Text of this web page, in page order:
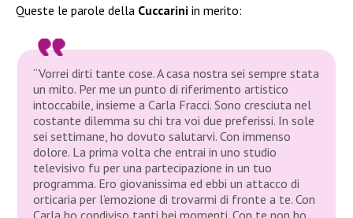
Queste le parole della Cuccarini in merito:
“Vorrei dirti tante cose. A casa nostra sei sempre stata
un mito. Per me un punto di riferimento artistico
intoccabile, insieme a Carla Fracci. Sono cresciuta nel
costante dilemma su chi tra voi due preferissi. In sole
sei settimane, ho dovuto salutarvi. Con immenso
dolore. La prima volta che entrai in uno studio
televisivo fu per una partecipazione in un tuo
programma. Ero giovanissima ed ebbi un attacco di
orticaria per l’emozione di trovarmi di fronte a te. Con
Carla ho condiviso tanti bei momenti. Con te non ho